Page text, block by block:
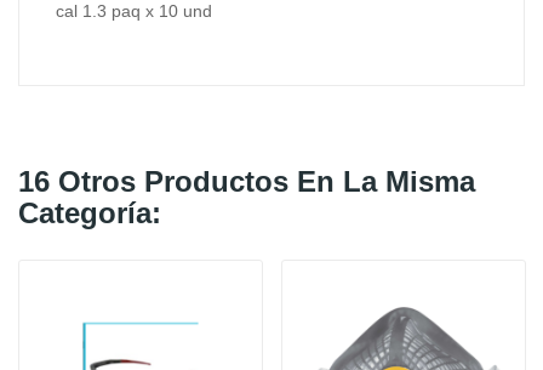
cal 1.3 paq x 10 und
16 Otros Productos En La Misma
Categoría: